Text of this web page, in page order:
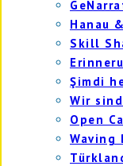
Hanau
Skill
Şimdi
Wir
Open
Waving